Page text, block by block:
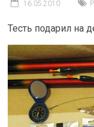
16.05.2010
Тесть подарил на